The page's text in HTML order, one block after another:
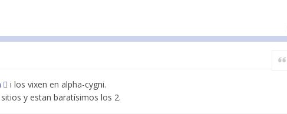
i los vixen en alpha-cygni.
y estan baratísimos los 2.